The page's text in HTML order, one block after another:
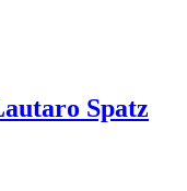
Spatz